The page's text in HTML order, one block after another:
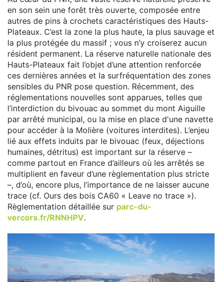
en son sein une forêt très ouverte, composée entre
autres de pins à crochets caractéristiques des Hauts-
Plateaux. C’est la zone la plus haute, la plus sauvage et
la plus protégée du massif ; vous n’y croiserez aucun
résident permanent. La réserve naturelle nationale des
Hauts-Plateaux fait l’objet d’une attention renforcée
ces dernières années et la surfréquentation des zones
sensibles du PNR pose question. Récemment, des
réglementations nouvelles sont apparues, telles que
l’interdiction du bivouac au sommet du mont Aiguille
par arrêté municipal, ou la mise en place d'une navette
pour accéder à la Molière (voitures interdites). L’enjeu
lié aux effets induits par le bivouac (feux, déjections
humaines, détritus) est important sur la réserve –
comme partout en France d’ailleurs où les arrêtés se
multiplient en faveur d’une règlementation plus stricte
–, d’où, encore plus, l’importance de ne laisser aucune
trace (cf. Ours des bois CA60 « Leave no trace »).
Règlementation détaillée sur parc-du-
vercors.fr/RNNHPV.